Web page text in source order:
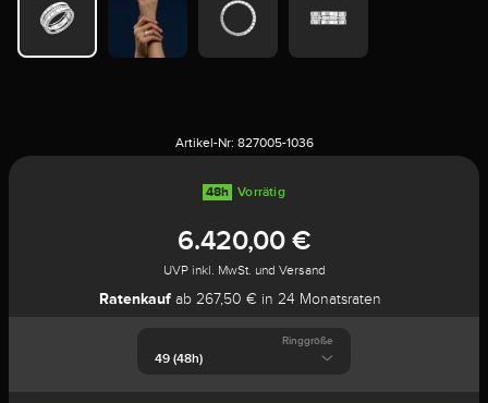
Artikel-Nr: 827005-1036
48h Vorrätig
6.420,00 €
UVP inkl. MwSt. und Versand
Ratenkaufab 267,50 € in 24 Monatsraten
Ringgröße